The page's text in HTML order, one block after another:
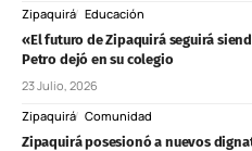
Zipaquirá Educación
«El futuro de Zipaquirá seguirá
Petro dejó en su colegio
23 Julio, 2026
Zipaquirá Comunidad
Zipaquirá posesionó a nuevos